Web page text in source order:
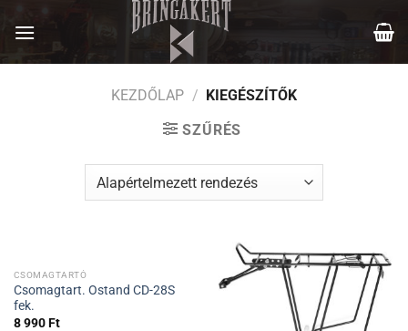
KEZDŐLAP / KIEGÉSZÍTŐK
SZŰRÉS
CSOMAGTARTÓ
Csomagtart. Ostand CD-28S
fek.
8 990Ft